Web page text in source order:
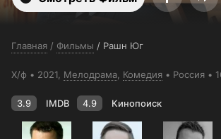
Главная / Фильмы / Рашн Юг
Х/ф 2021, Мелодрама Комедия Россия
3.9 IMDB 4.9 Кинопоиск